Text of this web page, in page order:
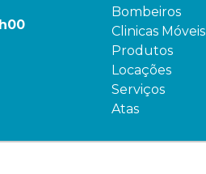
Bombeiros
Clinicas Móveis
Produtos
Locações
Serviços
Atas